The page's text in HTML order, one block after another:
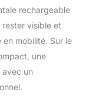
rechargeable
rester visible et
mobilité. Sur le
une
avec un